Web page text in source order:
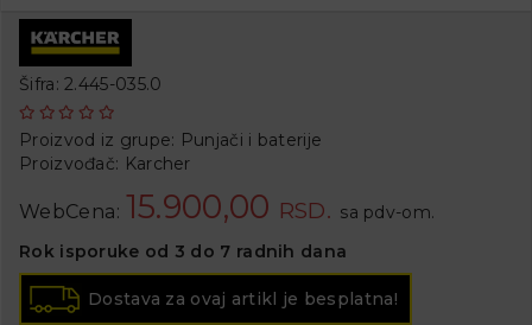
Šifra: 2.445-035.0
Proizvod iz grupe: Punjači i baterije
Proizvođač: Karcher
WebCena: 15.900,00 RSD. sa pdv-om.
Rok isporuke od 3 do 7 radnih dana
Dostava za ovaj artikl je besplatna!